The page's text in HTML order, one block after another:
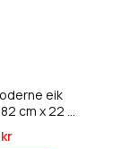
eik
cm x 22 ...